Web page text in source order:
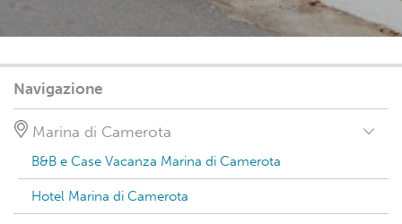
Navigazione
Marina di Camerota
B&B e Case Vacanza Marina di Camerota
Hotel Marina di Camerota